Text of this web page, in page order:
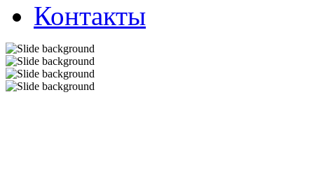
Контакты